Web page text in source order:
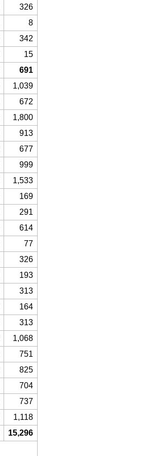
326
8
342
15
691
1,039
672
1,800
913
677
999
1,533
169
291
614
77
326
193
313
164
313
1,068
751
825
704
737
1,118
15,296